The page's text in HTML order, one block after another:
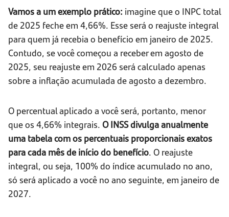
Vamos a um exemplo prático: imagine que o INPC total
de 2025 feche em 4,66%. Esse será o reajuste integral
para quem já recebia o benefício em janeiro de 2025.
Contudo, se você começou a receber em agosto de
2025, seu reajuste em 2026 será calculado apenas
sobre a inflação acumulada de agosto a dezembro.
O percentual aplicado a você será, portanto, menor
que os 4,66% integrais. O INSS divulga anualmente
uma tabela com os percentuais proporcionais exatos
para cada mês de início do benefício. O reajuste
integral, ou seja, 100% do índice acumulado no ano,
só será aplicado a você no ano seguinte, em janeiro de
2027.